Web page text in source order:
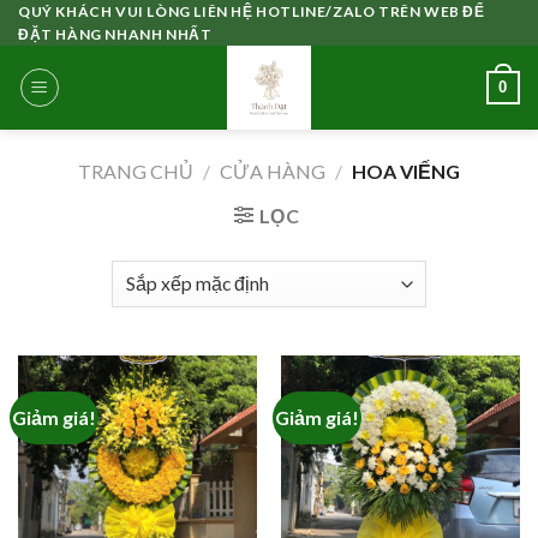
Skip
to
content
QUÝ KHÁCH VUI LÒNG LIÊN HỆ HOTLINE/ZALO TRÊN WEB ĐỂ
ĐẶT HÀNG NHANH NHẤT
0
TRANG CHỦ / CỬA HÀNG / HOA VIẾNG
LỌC
Giảm giá! Giảm giá!